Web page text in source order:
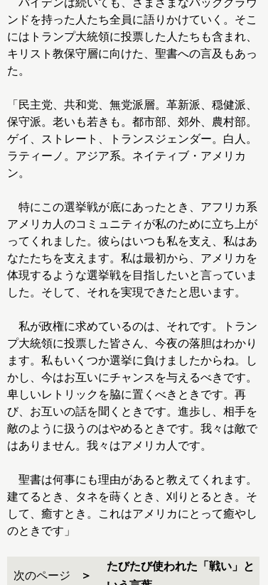
ンドを持った人たち全員に語りかけていく。そこ
にはトランプ大統領に投票した人たちも含まれ、
キリスト教保守層に向けた、聖書への言及もあっ
た。
「民主党、共和党、無党派層。革新派、穏健派、
保守派。老いも若きも。都市部、郊外、農村部。
ゲイ、ストレート、トランスジェンダー。白人。
ラティーノ。アジア系。ネイティブ・アメリカ
ン。
特にこの選挙戦が底にあったとき、アフリカ系
アメリカ人のコミュニティが私のために立ち上が
ってくれました。彼らはいつも私を支え、私はあ
なたたちを支えます。私は最初から、アメリカを
体現するような選挙戦を目指したいと言っていま
した。そして、それを実現できたと思います。
私が政権に求めているのは、それです。トラン
プ大統領に投票した皆さん、今夜の落胆はわかり
ます。私もいくつか選挙に負けましたからね。し
かし、今はお互いにチャンスを与えるべきです。
卑しいレトリックを脇に置くべきときです。再
び、お互いの話を聞くときです。進歩し、相手を
敵のように扱うのはやめるときです。我々は敵で
はありません。我々はアメリカ人です。
聖書は何事にも理由があると教えてくれます。
建てるとき、タネを蒔くとき、刈りとるとき。そ
して、癒すとき。これはアメリカにとって癒やし
のときです」
次のページ
たびたび使われた「戦い」と